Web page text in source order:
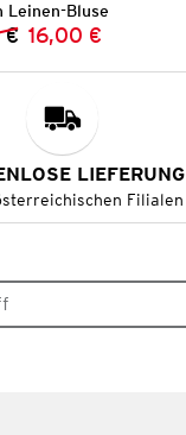
Leinen-Bluse
Vorheriger Preis:
€ Neuer Preis:
16,00 €
LIEFERUNG
Filialen